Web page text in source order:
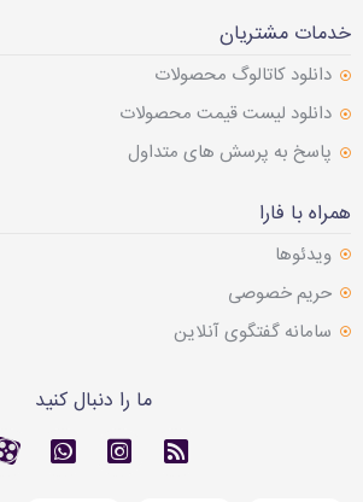
خدمات مشتریان
دانلود کاتالوگ محصولات
دانلود لیست قیمت محصولات
پاسخ به پرسش های متداول
همراه با فارا
ویدئوها
حریم خصوصی
سامانه گفتگوی آنلاین
ما را دنبال کنید
RSS کانال آپارات
تماس